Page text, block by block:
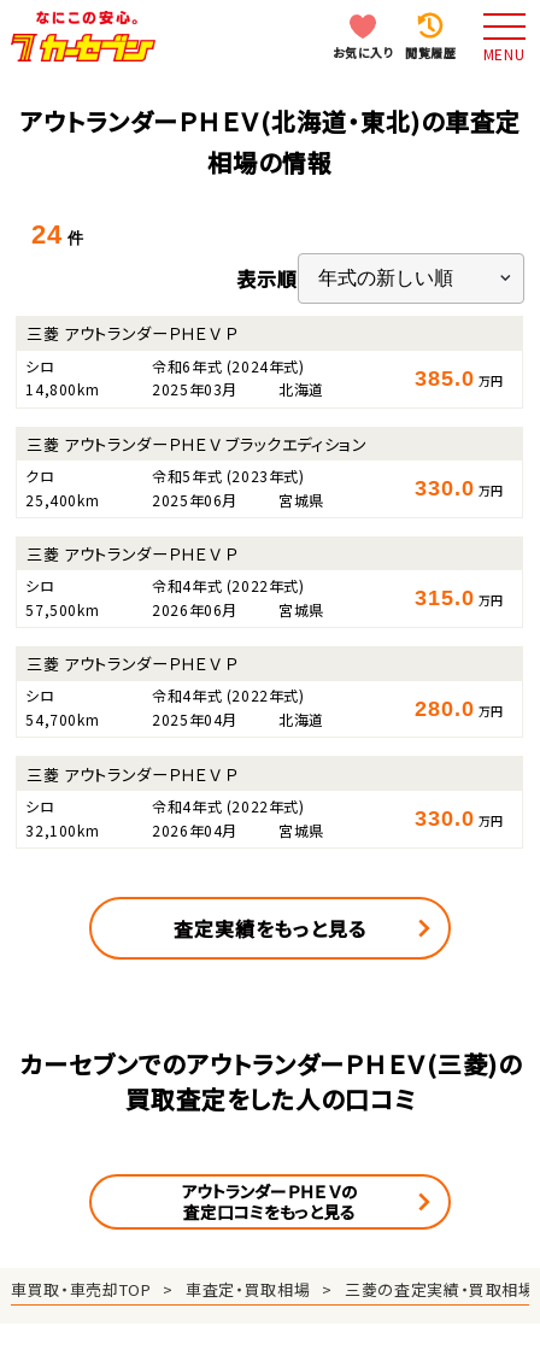
お気に入り 閲覧履歴 MENU
アウトランダーＰＨＥＶ(北海道・東北)の車査定
相場の情報
24 件
表示順
三菱 アウトランダーＰＨＥＶ Ｐ
シロ 令和6年式 (2024年式)
14,800km
2025年03月 北海道 385.0 万円
三菱 アウトランダーＰＨＥＶ ブラックエディション
クロ 令和5年式 (2023年式)
25,400km
2025年06月 宮城県 330.0 万円
三菱 アウトランダーＰＨＥＶ Ｐ
シロ 令和4年式 (2022年式)
57,500km
2026年06月 宮城県 315.0 万円
三菱 アウトランダーＰＨＥＶ Ｐ
シロ 令和4年式 (2022年式)
54,700km
2025年04月 北海道 280.0 万円
三菱 アウトランダーＰＨＥＶ Ｐ
シロ 令和4年式 (2022年式)
32,100km
2026年04月 宮城県 330.0 万円
査定実績をもっと見る
カーセブンでのアウトランダーＰＨＥＶ(三菱)の
買取査定をした人の口コミ
アウトランダーＰＨＥＶの
査定口コミをもっと見る
車買取・車売却TOP 車査定・買取相場 三菱の査定実績・買取相場